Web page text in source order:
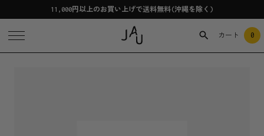
11,000円以上のお買い上げで送料無料(沖縄を除く)
カート 0